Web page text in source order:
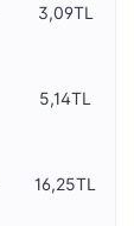
3,09TL
5,14TL
16,25TL